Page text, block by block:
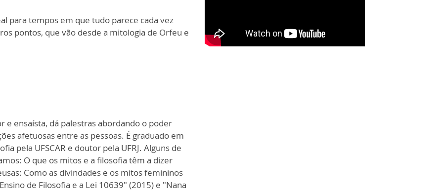
para tempos em que tudo parece cada vez
pontos, que vão desde a mitologia de Orfeu e
e ensaísta, dá palestras abordando o poder
afetuosas entre as pessoas. É graduado em
pela UFSCAR e doutor pela UFRJ. Alguns de
O que os mitos e a filosofia têm a dizer
Como as divindades e os mitos femininos
de Filosofia e a Lei 10639" (2015) e "Nana